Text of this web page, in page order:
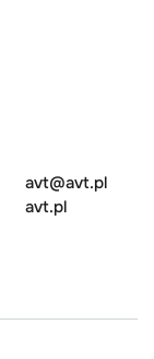
avt@avt.pl
avt.pl